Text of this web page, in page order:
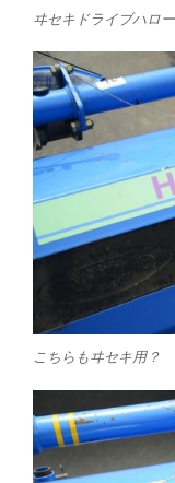
ヰセキドライブハロー
こちらもヰセキ用？